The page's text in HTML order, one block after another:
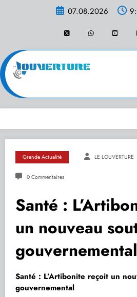
07.08.2026
Grande Actualité LE LOUVERTURE
0 Commentaires
Santé :
un nouveau
gouvernemental
Santé : L’Artibonite reçoit un
gouvernemental